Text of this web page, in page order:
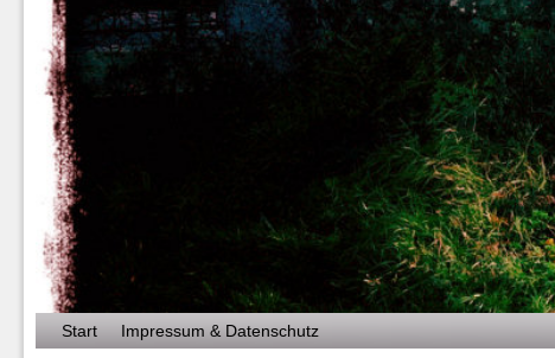
Zum Inhalt wechseln
Zum sekundären Inhalt wechseln
Start Impressum & Datenschutz